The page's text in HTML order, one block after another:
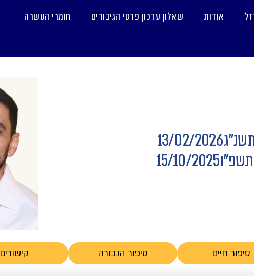
אודות שאלון עדכון פרטי הגיבורים
חומרי העשרה
13/02/2026
15/10/2025
סיפור חיים סיפור הגבורה קישורים